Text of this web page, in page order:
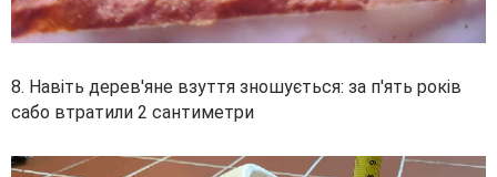
8. Навіть дерев'яне взуття зношується: за п'ять років
сабо втратили 2 сантиметри